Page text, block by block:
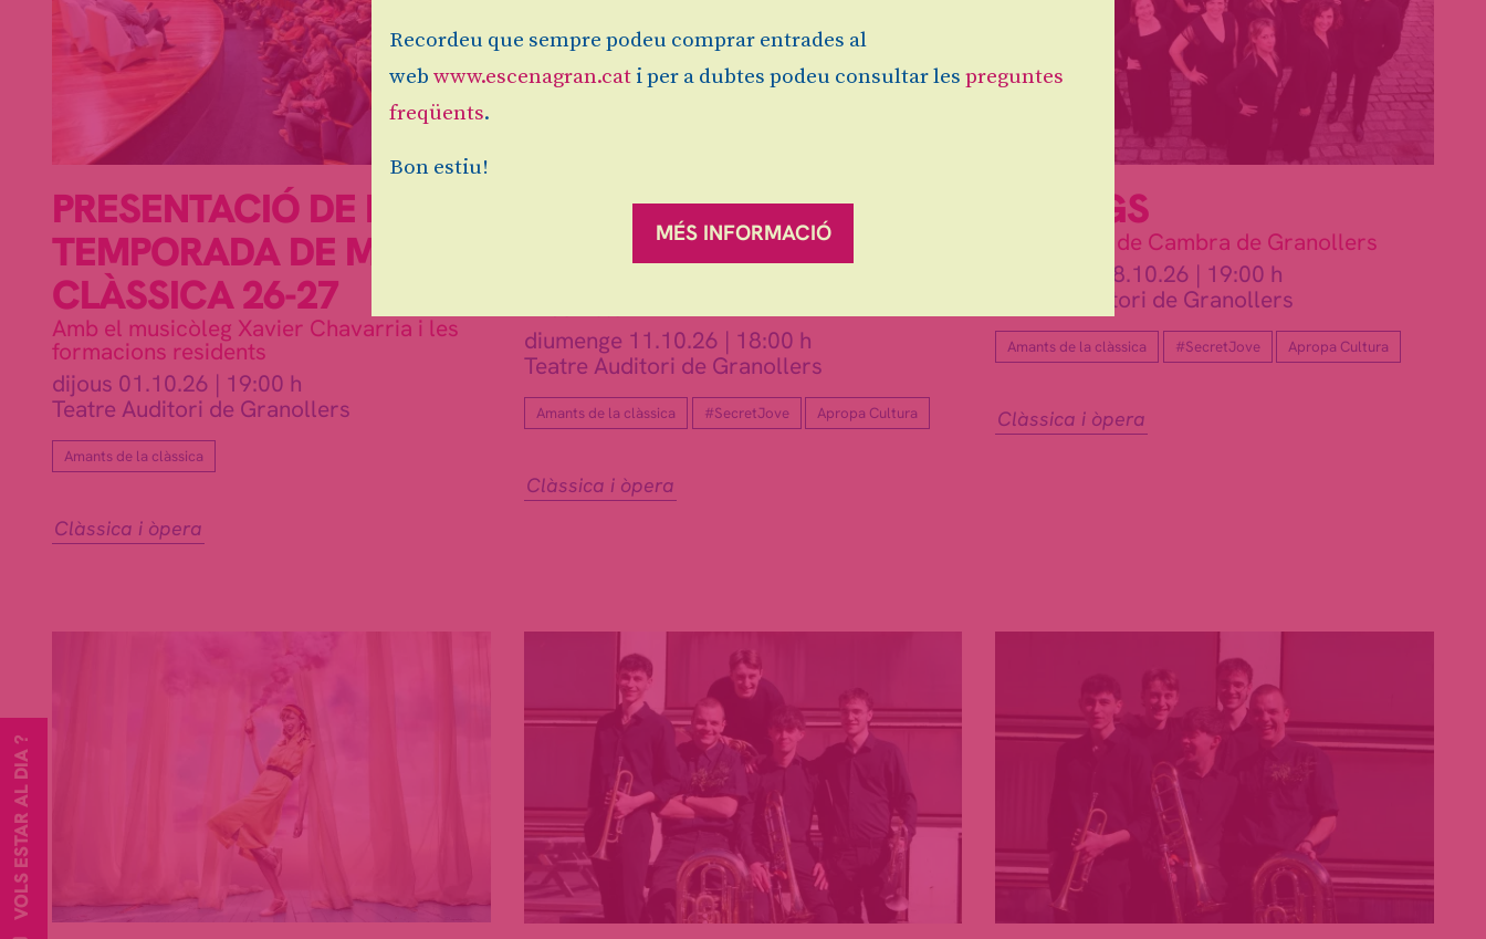
VOLS ESTAR AL DIA ?
PRESENTACIÓ DE LA
TEMPORADA DE MÚSICA
CLÀSSICA 26-27
Amb el musicòleg Xavier Chavarria i les
formacions residents
dijous 01.10.26 | 19:00 h
Teatre Auditori de Granollers
Amants de la clàssica
Clàssica i òpera
CASALS: LA VEU DE LA
Ensemble AEDEA
diumenge 11.10.26 | 18:00 h
Teatre Auditori de Granollers
Amants de la clàssica #SecretJove Apropa Cultura
Clàssica i òpera
DIÀLEGS
Amb el Cor de Cambra de Granollers
diumenge 18.10.26 | 19:00 h
Teatre Auditori de Granollers
Amants de la clàssica #SecretJove Apropa Cultura
Clàssica i òpera
Recordeu que sempre podeu comprar entrades al
web www.escenagran.cat i per a dubtes podeu consultar les preguntes
freqüents.
Bon estiu!
MÉS INFORMACIÓ